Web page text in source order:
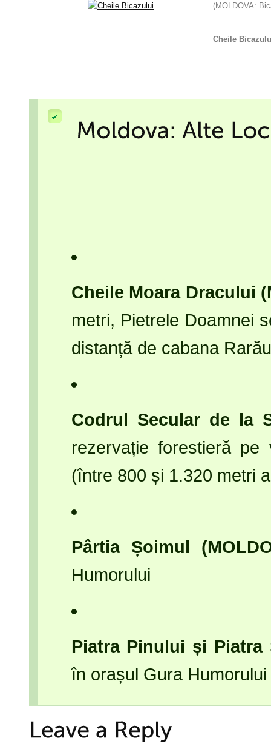
(MOLDOVA:
Cheile
Cheile Moara Dracului
metri, Pietrele Doamnei
distanță de cabana Rarău
Codrul Secular de la
rezervație forestieră
(între 800 și 1.320 metri
Pârtia Șoimul
Humorului
Piatra Pinului și Piatra
în orașul Gura Humorului